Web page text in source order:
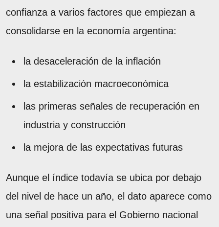
confianza a varios factores que empiezan a
consolidarse en la economía argentina:
la desaceleración de la inflación
la estabilización macroeconómica
las primeras señales de recuperación en
industria y construcción
la mejora de las expectativas futuras
Aunque el índice todavía se ubica por debajo
del nivel de hace un año, el dato aparece como
una señal positiva para el Gobierno nacional